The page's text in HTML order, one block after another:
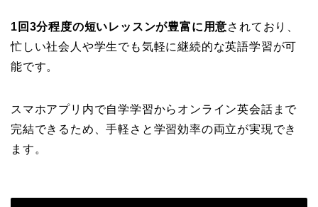
1回3分程度の短いレッスンが豊富に用意されており、
忙しい社会人や学生でも気軽に継続的な英語学習が可
能です。
スマホアプリ内で自学学習からオンライン英会話まで
完結できるため、手軽さと学習効率の両立が実現でき
ます。